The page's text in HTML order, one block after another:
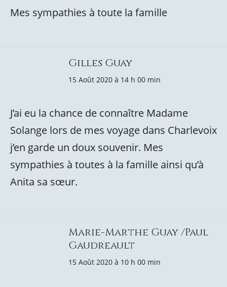
Mes sympathies à toute la famille
Gilles Guay
15 Août 2020 à 14 h 00 min
J’ai eu la chance de connaître Madame
Solange lors de mes voyage dans Charlevoix
j’en garde un doux souvenir. Mes
sympathies à toutes à la famille ainsi qu’à
Anita sa sœur.
Marie-Marthe Guay /Paul
Gaudreault
15 Août 2020 à 10 h 00 min